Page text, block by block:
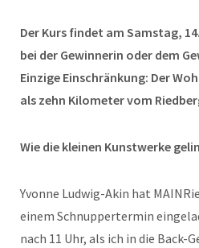
Der Kurs findet am Samstag,
bei der Gewinnerin oder dem
Einzige Einschränkung: Der
als zehn Kilometer vom
Wie die kleinen Kunstwerke
Yvonne Ludwig-Akin hat
einem Schnuppertermin
nach 11 Uhr, als ich in die Back-